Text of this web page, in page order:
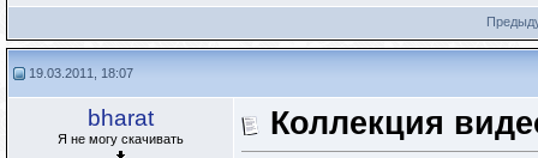
19.03.2011, 18:07
bharat
Я не могу скачивать Коллекция